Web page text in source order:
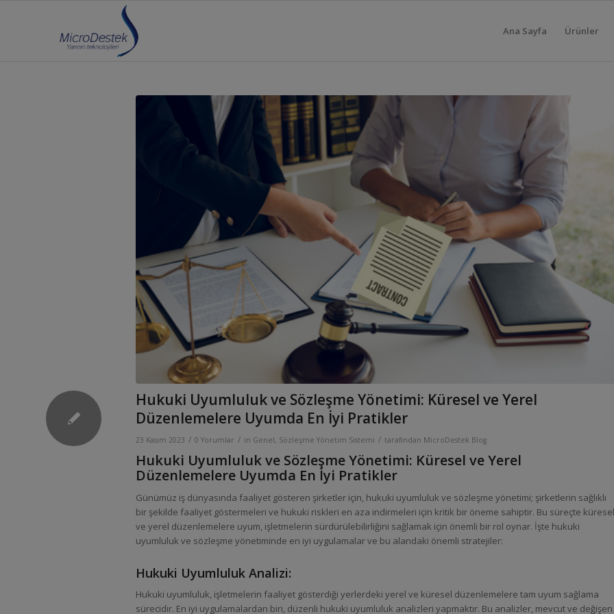
Ana Sayfa Ürünler
Hukuki Uyumluluk ve Sözleşme Yönetimi: Küresel ve Yerel
Düzenlemelere Uyumda En İyi Pratikler
23 Kasım 2023 / 0 Yorumlar / in Genel, Sözleşme Yönetim Sistemi / tarafından MicroDestek Blog
Hukuki Uyumluluk ve Sözleşme Yönetimi: Küresel ve Yerel
Düzenlemelere Uyumda En İyi Pratikler
Günümüz iş dünyasında faaliyet gösteren şirketler için, hukuki uyumluluk ve sözleşme yönetimi; şirketlerin sağlıklı
bir şekilde faaliyet göstermeleri ve hukuki riskleri en aza indirmeleri için kritik bir öneme sahiptir. Bu süreçte küresel
ve yerel düzenlemelere uyum, işletmelerin sürdürülebilirliğini sağlamak için önemli bir rol oynar. İşte hukuki
uyumluluk ve sözleşme yönetiminde en iyi uygulamalar ve bu alandaki önemli stratejiler:
Hukuki Uyumluluk Analizi:
Hukuki uyumluluk, işletmelerin faaliyet gösterdiği yerlerdeki yerel ve küresel düzenlemelere tam uyum sağlama
sürecidir. En iyi uygulamalardan biri, düzenli hukuki uyumluluk analizleri yapmaktır. Bu analizler, mevcut ve değişen